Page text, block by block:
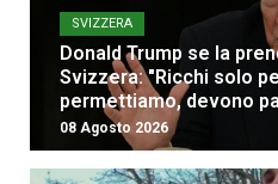
SVIZZERA
Donald Trump se la
Svizzera: "Ricchi solo
permettiamo, devono
08 Agosto 2026